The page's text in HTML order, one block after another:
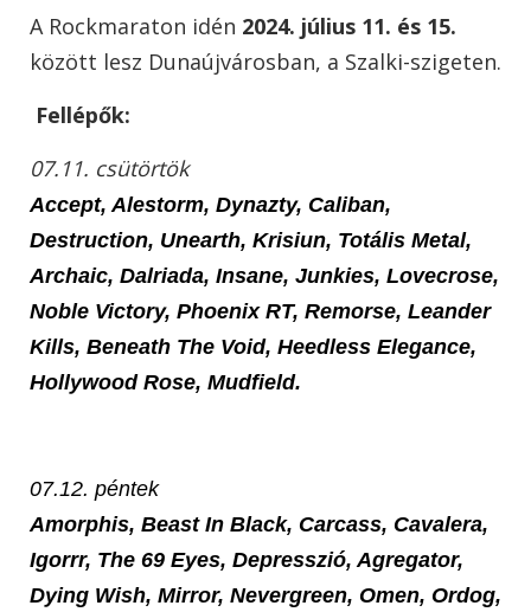
A Rockmaraton idén 2024. július 11. és 15.
között lesz Dunaújvárosban, a Szalki-szigeten.
Fellépők:
07.11. csütörtök
Accept, Alestorm, Dynazty, Caliban,
Destruction, Unearth, Krisiun, Totális Metal,
Archaic, Dalriada, Insane, Junkies, Lovecrose,
Noble Victory, Phoenix RT, Remorse, Leander
Kills, Beneath The Void, Heedless Elegance,
Hollywood Rose, Mudfield.
07.12. péntek
Amorphis, Beast In Black, Carcass, Cavalera,
Igorrr, The 69 Eyes, Depresszió, Agregator,
Dying Wish, Mirror, Nevergreen, Omen, Ordog,